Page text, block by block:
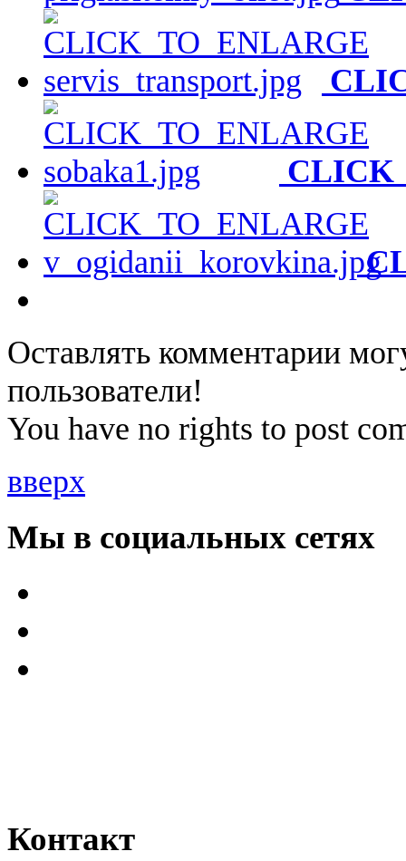
Оставлять комментарии
пользователи!
You have no rights to post
вверх
Мы в социальных сетях
Контакт